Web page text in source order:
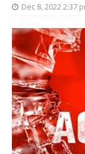
Dec 8, 2022 2:37